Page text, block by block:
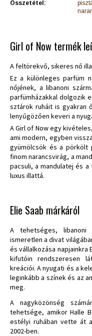
Összetétel:
Girl of Now termék
A feltörekvő, sikeres nő
Ez a különleges parfüm
nőjének, a libanoni
parfümházakkal dolgozik
sztárok ruháit is gyakran
lenyűgözően keveri a
A Girl of Now egy
ami modern, egyben
gyümölcsök és a pörkölt
finom narancsvirág, a
pacsuli, a mandulatej és
luxus illattá.
Elie Saab márkáról
A tehetséges, libanoni
ismeretlen a divat
és vállalkozása napjainkra
kifutóin rendszeresen
kreációi. A nyugati és a
leginkább a színek és az
meg.
A nagyközönség
tehetsége, amikor Halle
estélyi ruhában vette át
2002-ben.